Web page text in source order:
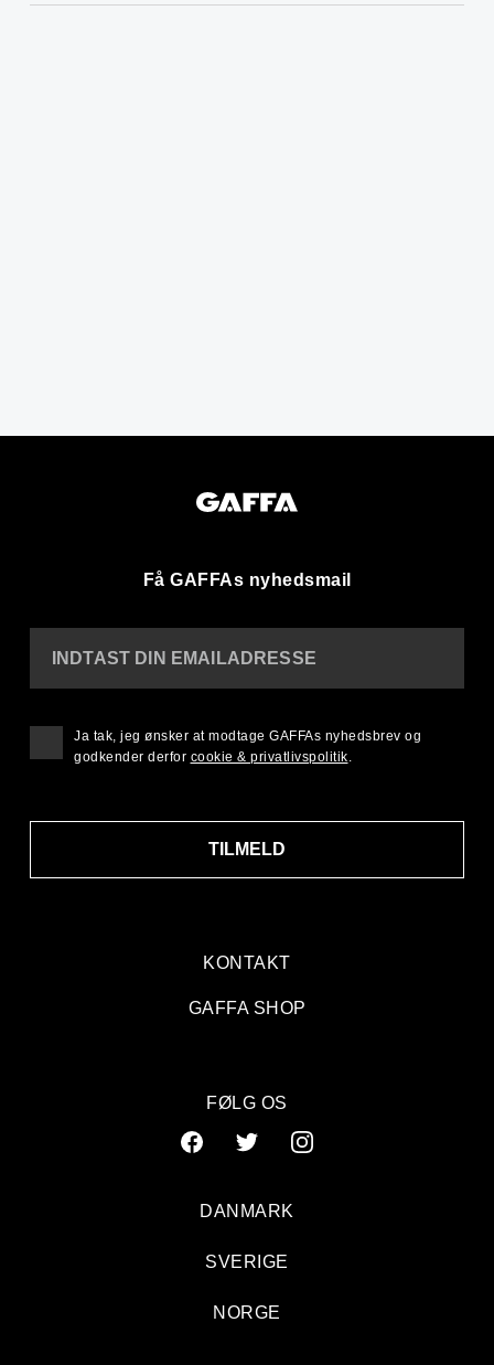
Få GAFFAs nyhedsmail
KONTAKT
GAFFA SHOP
INDTAST DIN EMAILADRESSE
TILMELD
Ja tak, jeg ønsker at modtage GAFFAs nyhedsbrev og
godkender derfor cookie & privatlivspolitik.
FØLG OS
DANMARK
SVERIGE
NORGE